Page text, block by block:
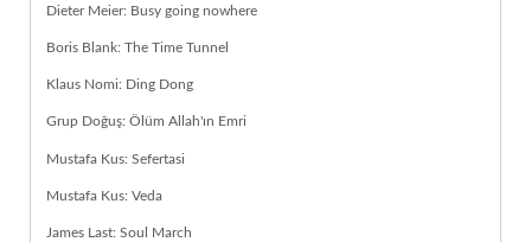
Dieter Meier: Busy going nowhere
Boris Blank: The Time Tunnel
Klaus Nomi: Ding Dong
Grup Doğuş: Ölüm Allah'ın Emri
Mustafa Kus: Sefertasi
Mustafa Kus: Veda
James Last: Soul March